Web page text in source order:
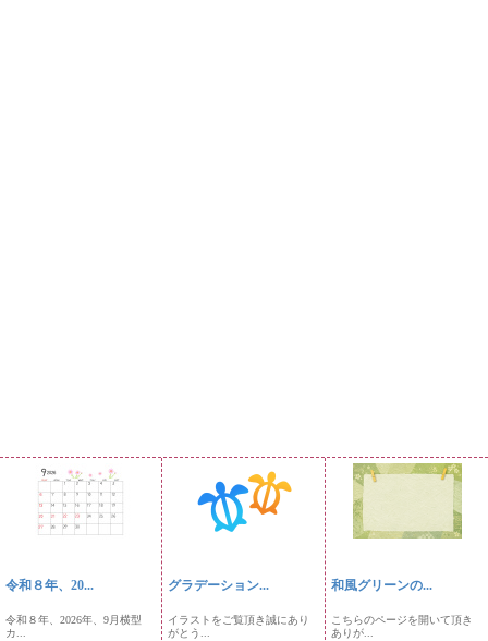
令和８年、20...
令和８年、2026年、9月横型
カ...
グラデーション...
イラストをご覧頂き誠にあり
がとう...
和風グリーンの...
こちらのページを開いて頂き
ありが...